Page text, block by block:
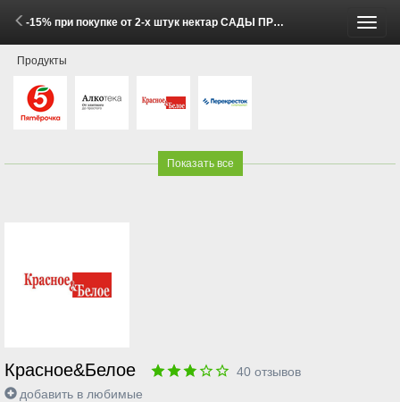
-15% при покупке от 2-х штук нектар САДЫ ПРИДОНЬЯ в ассортименте 0,95л (1 - 11 Мая 2026)
Продукты
Показать все
Красное&Белое 40 отзывов
добавить в любимые